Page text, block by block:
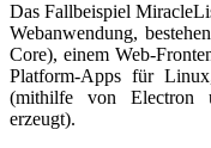
Das Fallbeispiel
Webanwendung,
Core), einem Web-
Platform-Apps für
(mithilfe von Electron
erzeugt).